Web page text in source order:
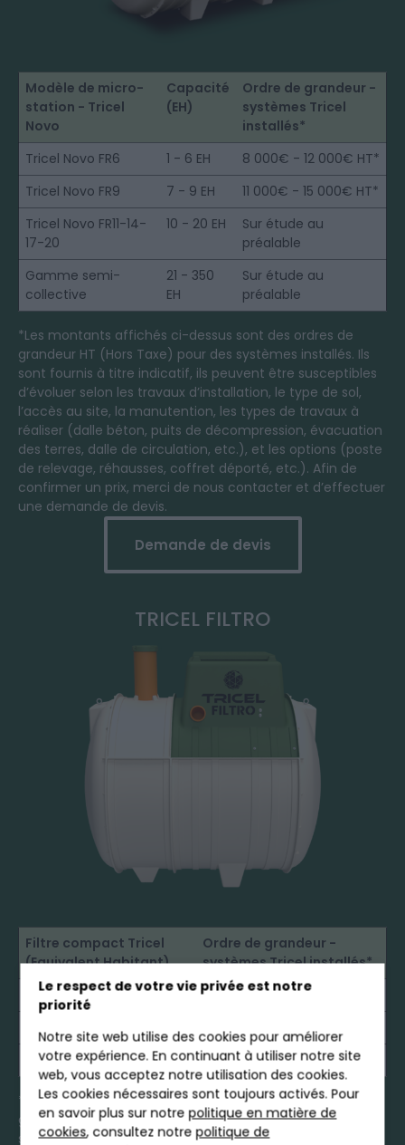
Le respect de votre vie privée est notre
priorité
Notre site web utilise des cookies pour améliorer
votre expérience. En continuant à utiliser notre site
web, vous acceptez notre utilisation des cookies.
Les cookies nécessaires sont toujours activés. Pour
en savoir plus sur notrepolitique en matière de
cookies, consultez notrepolitique de
Modèle de micro-
station - Tricel
Novo
Capacité
(EH)
Ordre de grandeur -
systèmes Tricel
installés*
Tricel Novo FR6
1 - 6 EH
8 000€ - 12 000€ HT*
Tricel Novo FR9
7 - 9 EH
11 000€ - 15 000€ HT*
Tricel Novo FR11-14-
17-20
10 - 20 EH
Sur étude au
préalable
Gamme semi-
collective
21 - 350
EH
Sur étude au
préalable
*Les montants affichés ci-dessus sont des ordres de
grandeur HT (Hors Taxe) pour des systèmes installés. Ils
sont fournis à titre indicatif, ils peuvent être susceptibles
d’évoluer selon les travaux d’installation, le type de sol,
l’accès au site, la manutention, les types de travaux à
réaliser (dalle béton, puits de décompression, évacuation
des terres, dalle de circulation, etc.), et les options (poste
de relevage, réhausses, coffret déporté, etc.). Afin de
confirmer un prix, merci de nous contacter et d’effectuer
une demande de devis.
Demande de devis
TRICEL FILTRO
Filtre compact Tricel
(Equivalent Habitant)
Ordre de grandeur -
systèmes Tricel installés*
1 - 6 EH
9 000€ - 15 000€ HT*
13 000€ - 20 000€ HT*
> 10 EH
Sur étude au préalable
*Les montants affichés ci-dessus sont des ordres de
grandeur HT (Hors Taxe) pour des systèmes installés. Ils
sont fournis à titre indicatif, ils peuvent être amener à